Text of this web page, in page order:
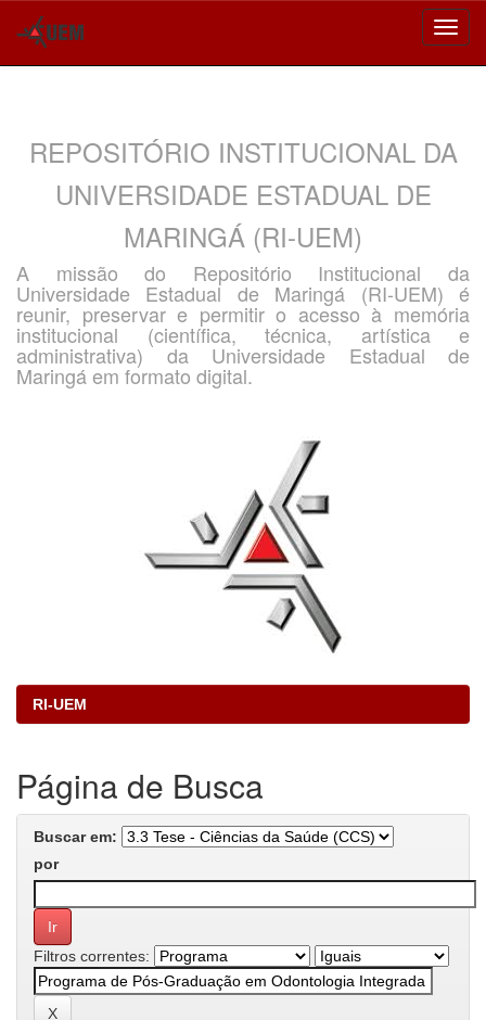
REPOSITÓRIO INSTITUCIONAL DA
UNIVERSIDADE ESTADUAL DE
MARINGÁ (RI-UEM)
A missão do Repositório Institucional da
Universidade Estadual de Maringá (RI-UEM) é
reunir, preservar e permitir o acesso à memória
institucional (científica, técnica, artística e
administrativa) da Universidade Estadual de
Maringá em formato digital.
RI-UEM
Página de Busca
Buscar em:
por
Filtros correntes: